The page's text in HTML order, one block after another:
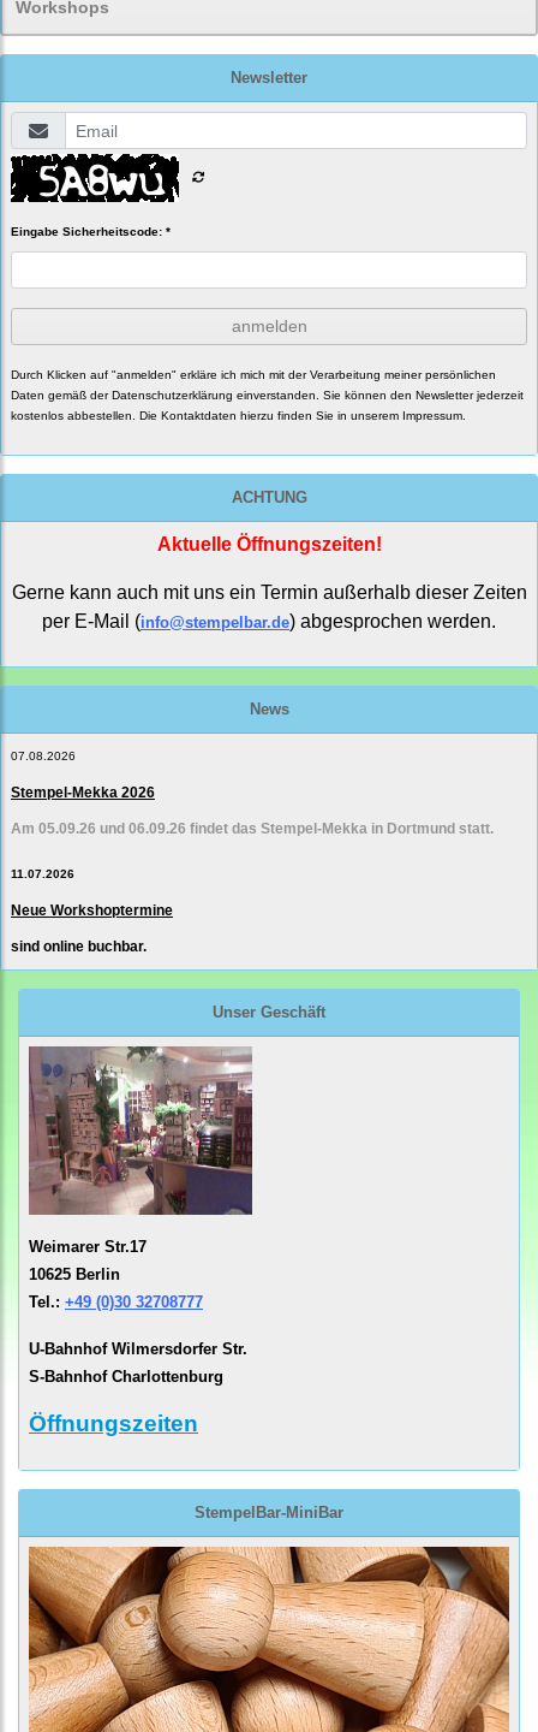
Workshops
Newsletter
Eingabe Sicherheitscode: *
anmelden
Durch Klicken auf "anmelden" erkläre ich mich mit der Verarbeitung meiner persönlichen
Daten gemäß der Datenschutzerklärung einverstanden. Sie können den Newsletter jederzeit
kostenlos abbestellen. Die Kontaktdaten hierzu finden Sie in unserem Impressum.
ACHTUNG
Aktuelle Öffnungszeiten!
Gerne kann auch mit uns ein Termin außerhalb dieser Zeiten
per E-Mail (info@stempelbar.de) abgesprochen werden.
News
07.08.2026
Stempel-Mekka 2026
Am 05.09.26 und 06.09.26 findet das Stempel-Mekka in Dortmund statt.
11.07.2026
Neue Workshoptermine
sind online buchbar.
Unser Geschäft
Weimarer Str.17
10625 Berlin
Tel.: +49 (0)30 32708777
U-Bahnhof Wilmersdorfer Str.
S-Bahnhof Charlottenburg
Öffnungszeiten
StempelBar-MiniBar